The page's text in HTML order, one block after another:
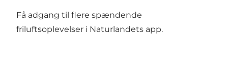
Få adgang til flere spændende
friluftsoplevelser i Naturlandets app.